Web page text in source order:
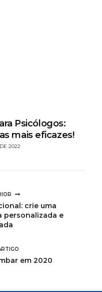
Psicólogos:
mais eficazes!
2022
crie uma
personalizada e
em 2020